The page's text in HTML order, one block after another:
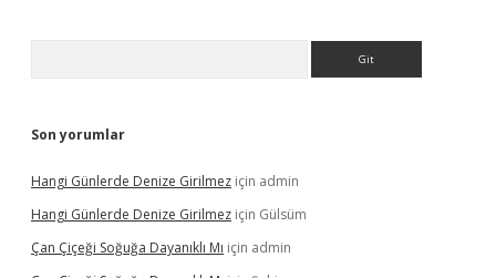
Son yorumlar
Hangi Günlerde Denize Girilmez için admin
Hangi Günlerde Denize Girilmez için Gülsüm
Çan Çiçeği Soğuğa Dayanıklı Mı için admin